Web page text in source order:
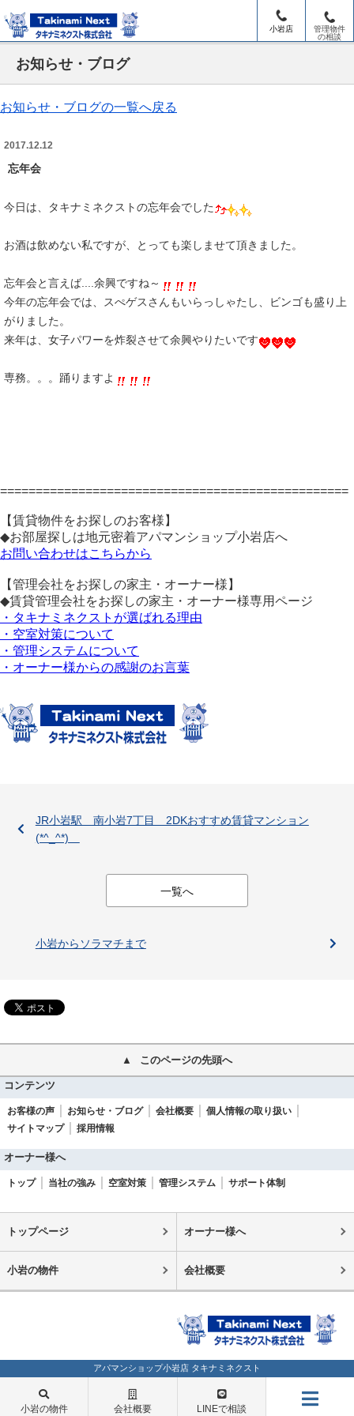
小岩店
管理物件
の相談
お知らせ・ブログ
お知らせ・ブログの一覧へ戻る
2017.12.12
忘年会
今日は、タキナミネクストの忘年会でした
お酒は飲めない私ですが、とっても楽しませて頂きました。
忘年会と言えば....余興ですね～
今年の忘年会では、スぺゲスさんもいらっしゃたし、ビンゴも盛り上
がりました。
来年は、女子パワーを炸裂させて余興やりたいです
専務。。。踊りますよ
=================================================
【賃貸物件をお探しのお客様】
◆お部屋探しは地元密着アパマンショップ小岩店へ
お問い合わせはこちらから
【管理会社をお探しの家主・オーナー様】
◆賃貸管理会社をお探しの家主・オーナー様専用ページ
・タキナミネクストが選ばれる理由
・空室対策について
・管理システムについて
・オーナー様からの感謝のお言葉
JR小岩駅 南小岩7丁目 2DKおすすめ賃貸マンション
(*^_^*)
一覧へ
小岩からソラマチまで
このページの先頭へ
コンテンツ
お客様の声 お知らせ・ブログ 会社概要
個人情報の取り扱い
サイトマップ
採用情報
オーナー様へ
トップ 当社の強み 空室対策 管理システム サポート体制
トップページ オーナー様へ
小岩の物件 会社概要
アパマンショップ小岩店 タキナミネクスト
小岩の物件 会社概要 LINEで相談